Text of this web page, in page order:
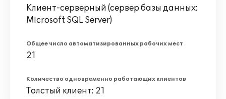
Клиент-серверный (сервер базы данных:
Microsoft SQL Server)
Общее число автоматизированных рабочих мест
21
Количество одновременно работающих клиентов
Толстый клиент: 21